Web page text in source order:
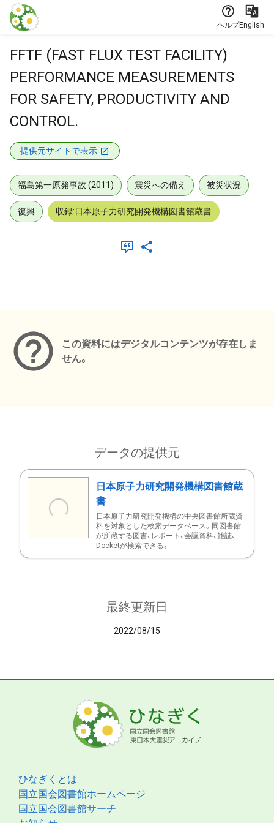
本文に飛ぶ
ヘルプEnglish
FFTF (FAST FLUX TEST FACILITY)
PERFORMANCE MEASUREMENTS
FOR SAFETY, PRODUCTIVITY AND
CONTROL.
提供元サイトで表示
福島第一原発事故 (2011) 震災への備え 被災状況
復興 収録:日本原子力研究開発機構図書館蔵書
この資料にはデジタルコンテンツが存在しま
せん。
データの提供元
日本原子力研究開発機構図書館蔵
書
日本原子力研究開発機構の中央図書館所蔵資
料を対象とした検索データベース。同図書館
が所蔵する図書、レポート、会議資料、雑誌、
Docketが検索できる。
最終更新日
2022/08/15
ひなぎくとは
国立国会図書館ホームページ
国立国会図書館サーチ